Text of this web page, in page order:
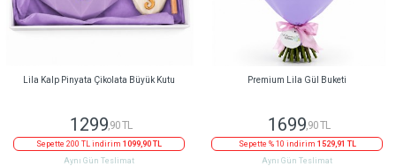
Lila Kalp Pinyata Çikolata Büyük Kutu
1299,90 TL
Sepette 200 TL indirim 1099,90 TL
Aynı Gün Teslimat
Premium Lila Gül Buketi
1699,90 TL
Sepette % 10 indirim 1529,91 TL
Aynı Gün Teslimat